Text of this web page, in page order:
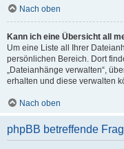
Nach oben
Kann ich eine Übersicht all
Um eine Liste all Ihrer
persönlichen Bereich. Dort
„Dateianhänge verwalten“,
erhalten und diese verwalten
Nach oben
phpBB betreffende